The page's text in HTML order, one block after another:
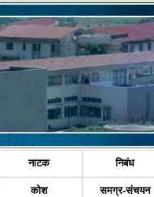
नाटक निबंध
कोश समग्र-संचयन